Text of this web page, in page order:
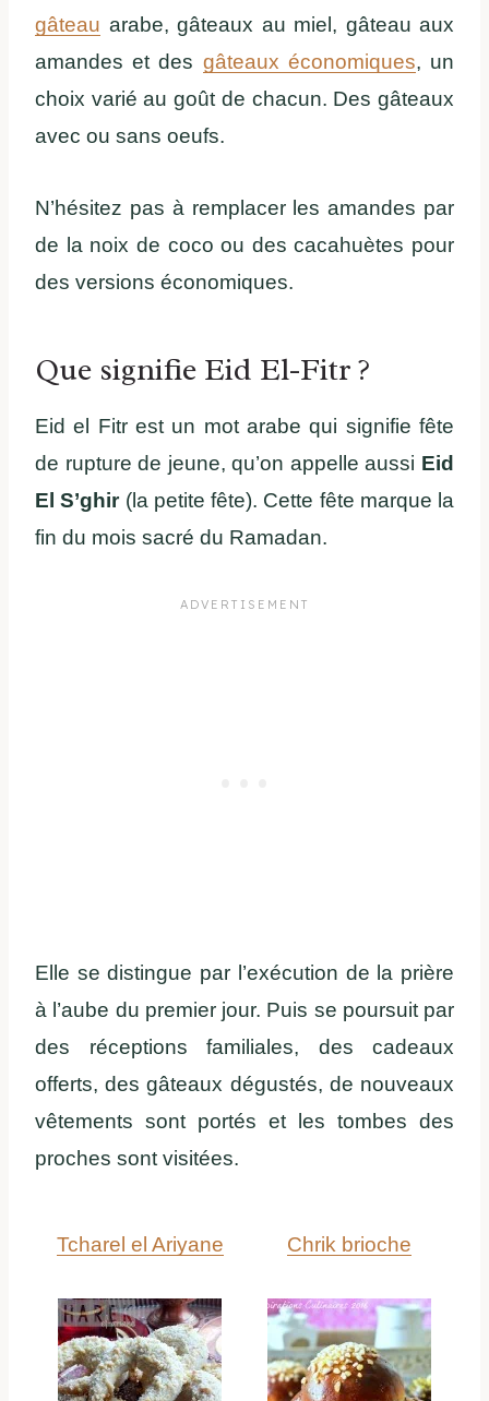
gâteau arabe, gâteaux au miel, gâteau aux
amandes et des gâteaux économiques, un
choix varié au goût de chacun. Des gâteaux
avec ou sans oeufs.
N’hésitez pas à remplacer les amandes par
de la noix de coco ou des cacahuètes pour
des versions économiques.
Que signifie Eid El-Fitr ?
Eid el Fitr est un mot arabe qui signifie fête
de rupture de jeune, qu’on appelle aussi Eid
El S’ghir (la petite fête). Cette fête marque la
fin du mois sacré du Ramadan.
Elle se distingue par l’exécution de la prière
à l’aube du premier jour. Puis se poursuit par
des réceptions familiales, des cadeaux
offerts, des gâteaux dégustés, de nouveaux
vêtements sont portés et les tombes des
proches sont visitées.
Tcharel el Ariyane Chrik brioche